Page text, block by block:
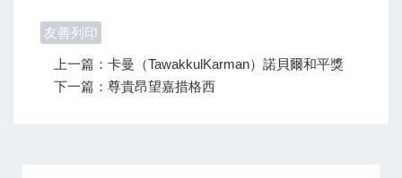
友善列印
上一篇：卡曼（TawakkulKarman）諾貝爾和平獎
下一篇：尊貴昂望嘉措格西